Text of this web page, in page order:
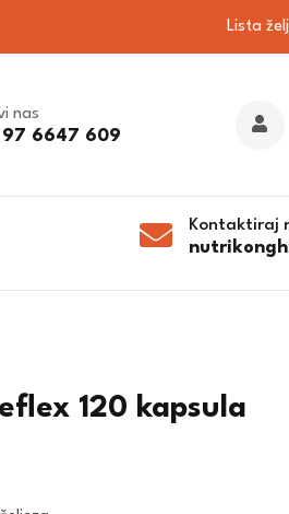
Lista
nas
97 6647 609
Kontaktiraj
120 kapsula